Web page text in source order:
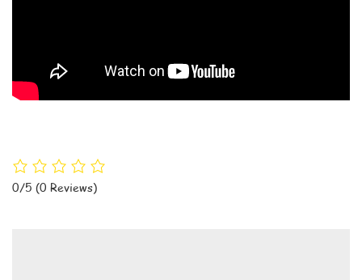
0/5 (0 Reviews)